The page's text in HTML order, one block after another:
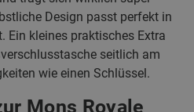
Design passt perfekt in
Ein kleines praktisches Extra
seitlich am
wie einen Schlüssel.
Mons Royale